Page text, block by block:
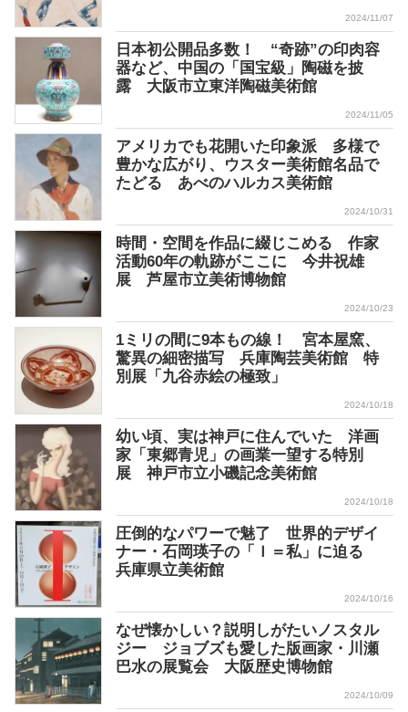
2024/11/07
日本初公開品多数！ “奇跡”の印肉容
器など、中国の「国宝級」陶磁を披
露 大阪市立東洋陶磁美術館
2024/11/05
アメリカでも花開いた印象派 多様で
豊かな広がり、ウスター美術館名品で
たどる あべのハルカス美術館
2024/10/31
時間・空間を作品に綴じこめる 作家
活動60年の軌跡がここに 今井祝雄
展 芦屋市立美術博物館
2024/10/23
1ミリの間に9本もの線！ 宮本屋窯、
驚異の細密描写 兵庫陶芸美術館 特
別展「九谷赤絵の極致」
2024/10/18
幼い頃、実は神戸に住んでいた 洋画
家「東郷青児」の画業一望する特別
展 神戸市立小磯記念美術館
2024/10/18
圧倒的なパワーで魅了 世界的デザイ
ナー・石岡瑛子の「Ｉ＝私」に迫る
兵庫県立美術館
2024/10/16
なぜ懐かしい？説明しがたいノスタル
ジー ジョブズも愛した版画家・川瀬
巴水の展覧会 大阪歴史博物館
2024/10/09